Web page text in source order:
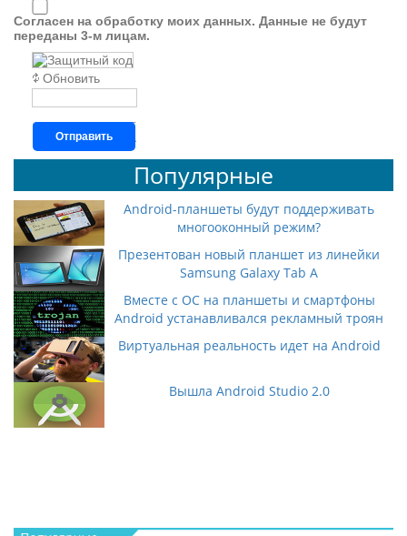
Согласен на обработку моих данных. Данные не будут
переданы 3-м лицам.
Обновить
Отправить
Популярные
Android-планшеты будут поддерживать
многооконный режим?
Презентован новый планшет из линейки
Samsung Galaxy Tab A
Вместе с ОС на планшеты и смартфоны
Android устанавливался рекламный троян
Виртуальная реальность идет на Android
Вышла Android Studio 2.0